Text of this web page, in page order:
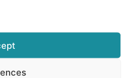
клик для